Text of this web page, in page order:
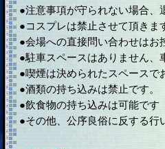
●注意事項が守られない場合、
●コスプレは禁止させて頂きま
●会場への直接問い合わせはお
●駐車スペースはありません、
●喫煙は決められたスペースで
●酒類の持ち込みは禁止です。
●飲食物の持ち込みは可能です
●その他、公序良俗に反する行